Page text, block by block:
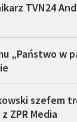
TVN24
„Państwo w
szefem
ZPR Media